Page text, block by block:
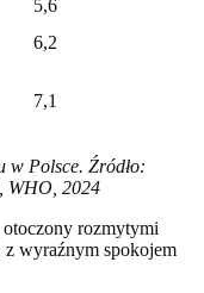
5,6
6,2
7,1
w Polsce. Źródło:
WHO, 2024